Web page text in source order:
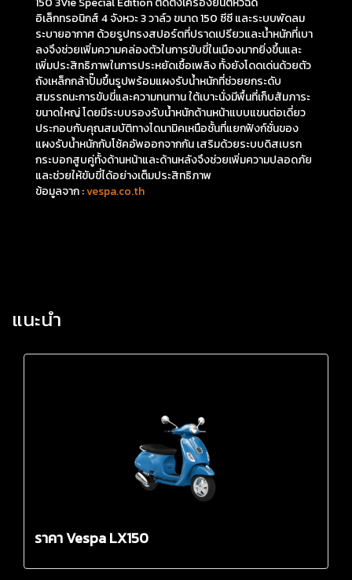
อิเล็กทรอนิกส์ 4 จังหวะ 3 วาล์ว ขนาด 150 ซีซี และระบบพัดลม
ระบายอากาศ ด้วยรูปทรงสปอร์ตที่ปราดเปรียวและน้ำหนักที่เบา
ลงจึงช่วยเพิ่มความคล่องตัวในการขับขี่ในเมืองมากยิ่งขึ้นและ
เพิ่มประสิทธิภาพในการประหยัดเชื้อเพลิง ทั้งยังโดดเด่นด้วยตัว
ถังเหล็กกล้าปั๊มขึ้นรูปพร้อมแผงรับน้ำหนักที่ช่วยยกระดับ
สมรรถนะการขับขี่และความทนทาน ใต้เบาะนั่งมีพื้นที่เก็บสัมภาระ
ขนาดใหญ่ โดยมีระบบรองรับน้ำหนักด้านหน้าแบบแขนต่อเดี่ยว
ประกอบกับคุณสมบัติทางไดนามิคเหนือชั้นที่แยกฟังก์ชั่นของ
แผงรับน้ำหนักกับโช้คอัพออกจากกัน เสริมด้วยระบบดิสเบรก
กระบอกสูบคู่ทั้งด้านหน้าและด้านหลังจึงช่วยเพิ่มความปลอดภัย
และช่วยให้ขับขี่ได้อย่างเต็มประสิทธิภาพ
ข้อมูลจาก :vespa.co.th
แนะนำ
ราคา Vespa LX150